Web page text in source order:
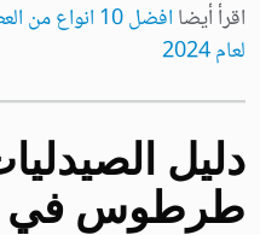
اقرأ أيضا
افضل 10
لعام 2024
دليل
طرطوس في